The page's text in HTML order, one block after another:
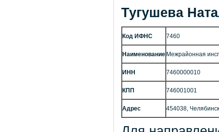
Тугушева
Код ИФНС 7460
Наименование Межрайонная
ИНН 7460000010
КПП 746001001
Адрес 454038,